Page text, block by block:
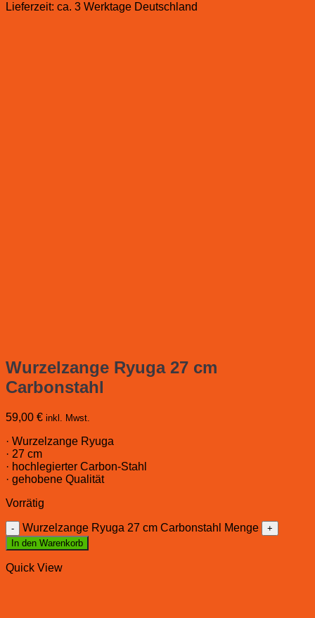
Lieferzeit: ca. 3 Werktage Deutschland
Wurzelzange Ryuga 27 cm
Carbonstahl
59,00 € inkl. Mwst.
· Wurzelzange Ryuga
· 27 cm
· hochlegierter Carbon-Stahl
· gehobene Qualität
Vorrätig
Wurzelzange Ryuga 27 cm Carbonstahl Menge
In den Warenkorb
Quick View